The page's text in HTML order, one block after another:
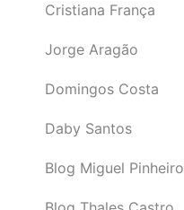
Cristiana França
Jorge Aragão
Domingos Costa
Daby Santos
Blog Miguel Pinheiro